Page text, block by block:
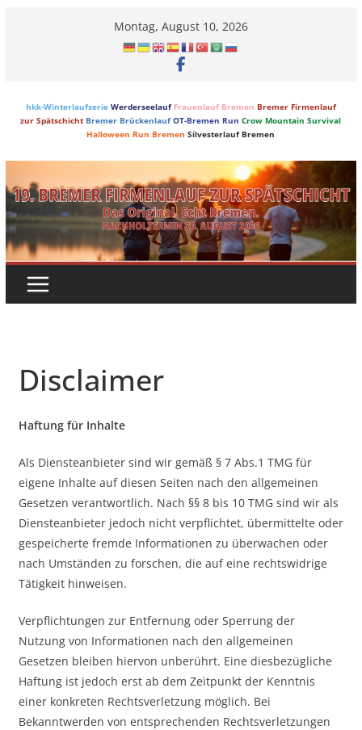
Montag, August 10, 2026
hkk-Winterlaufserie Werderseelauf Frauenlauf Bremen Bremer Firmenlauf
zur Spätschicht Bremer Brückenlauf OT-Bremen Run Crow Mountain Survival
Halloween Run Bremen Silvesterlauf Bremen
Disclaimer
Haftung für Inhalte
Als Diensteanbieter sind wir gemäß § 7 Abs.1 TMG für
eigene Inhalte auf diesen Seiten nach den allgemeinen
Gesetzen verantwortlich. Nach §§ 8 bis 10 TMG sind wir als
Diensteanbieter jedoch nicht verpflichtet, übermittelte oder
gespeicherte fremde Informationen zu überwachen oder
nach Umständen zu forschen, die auf eine rechtswidrige
Tätigkeit hinweisen.
Verpflichtungen zur Entfernung oder Sperrung der
Nutzung von Informationen nach den allgemeinen
Gesetzen bleiben hiervon unberührt. Eine diesbezügliche
Haftung ist jedoch erst ab dem Zeitpunkt der Kenntnis
einer konkreten Rechtsverletzung möglich. Bei
Bekanntwerden von entsprechenden Rechtsverletzungen